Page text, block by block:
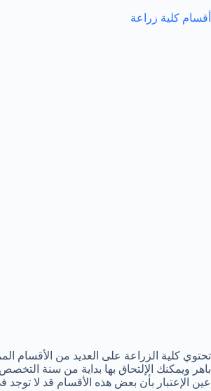
أقسام كلية زراعة
تحتوي كلية الزراعة على العديد من الأقسام
باهر ويمكنك الإلتحاق بها بداية من سنة
عين الإعتبار بأن بعض هذه الأقسام قد لا